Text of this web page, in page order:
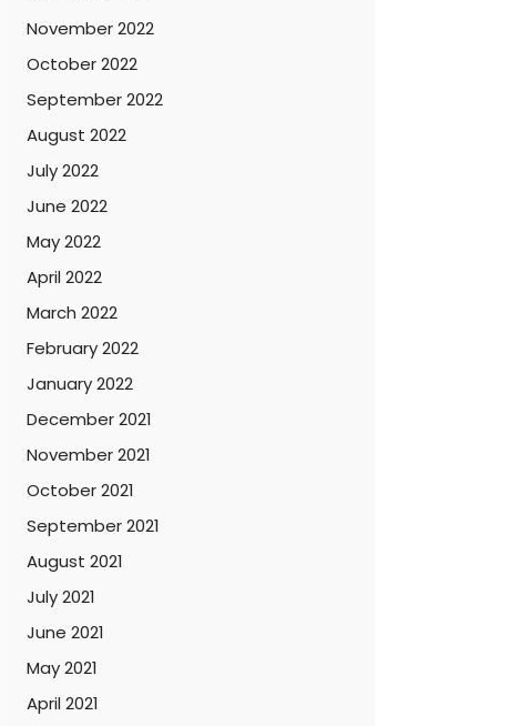
November 2022
October 2022
September 2022
August 2022
July 2022
June 2022
May 2022
April 2022
March 2022
February 2022
January 2022
December 2021
November 2021
October 2021
September 2021
August 2021
July 2021
June 2021
May 2021
April 2021